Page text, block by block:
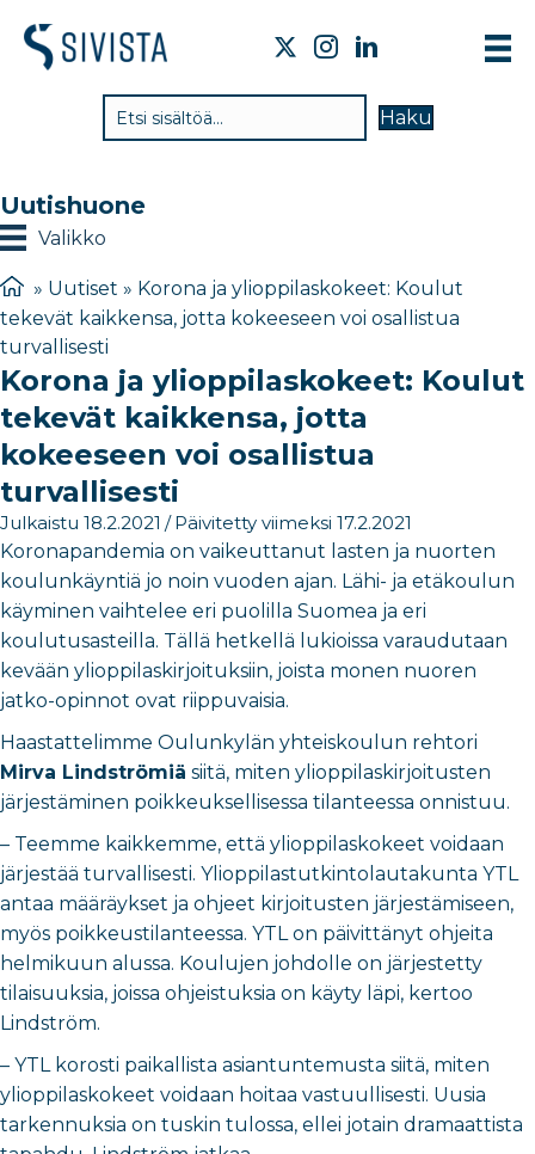
Haku
Uutishuone
Valikko
» Uutiset » Korona ja ylioppilaskokeet: Koulut
tekevät kaikkensa, jotta kokeeseen voi osallistua
turvallisesti
Korona ja ylioppilaskokeet: Koulut
tekevät kaikkensa, jotta
kokeeseen voi osallistua
turvallisesti
Julkaistu 18.2.2021 / Päivitetty viimeksi 17.2.2021
Koronapandemia on vaikeuttanut lasten ja nuorten
koulunkäyntiä jo noin vuoden ajan. Lähi- ja etäkoulun
käyminen vaihtelee eri puolilla Suomea ja eri
koulutusasteilla. Tällä hetkellä lukioissa varaudutaan
kevään ylioppilaskirjoituksiin, joista monen nuoren
jatko-opinnot ovat riippuvaisia.
Haastattelimme Oulunkylän yhteiskoulun rehtori
Mirva Lindströmiä siitä, miten ylioppilaskirjoitusten
järjestäminen poikkeuksellisessa tilanteessa onnistuu.
– Teemme kaikkemme, että ylioppilaskokeet voidaan
järjestää turvallisesti. Ylioppilastutkintolautakunta YTL
antaa määräykset ja ohjeet kirjoitusten järjestämiseen,
myös poikkeustilanteessa. YTL on päivittänyt ohjeita
helmikuun alussa. Koulujen johdolle on järjestetty
tilaisuuksia, joissa ohjeistuksia on käyty läpi, kertoo
Lindström.
– YTL korosti paikallista asiantuntemusta siitä, miten
ylioppilaskokeet voidaan hoitaa vastuullisesti. Uusia
tarkennuksia on tuskin tulossa, ellei jotain dramaattista